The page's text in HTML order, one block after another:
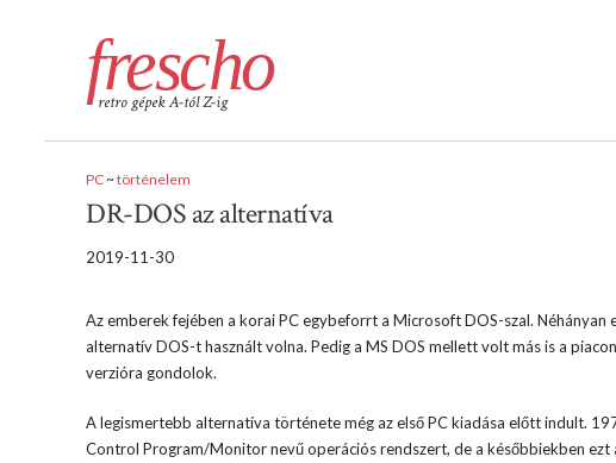
frescho
retro gépek A-tól Z-ig
PC~történelem
DR-DOS az alternatíva
2019-11-30
Az emberek fejében a korai PC egybeforrt a Microsoft DOS-szal.
alternatív DOS-t használt volna. Pedig a MS DOS mellett volt más is a
verzióra gondolok.
A legismertebb alternatíva története még az első PC kiadása előtt indult.
Control Program/Monitor nevű operációs rendszert, de a későbbiekben